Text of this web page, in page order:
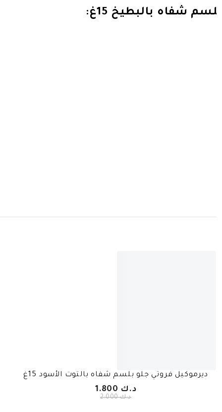
شفاه بالبطيخ 15غ:
ديرموكيل فروتي جلو بلسم شفاه بالتوت الأسود 15غ
د.ك 1.800
د.ك 2.000